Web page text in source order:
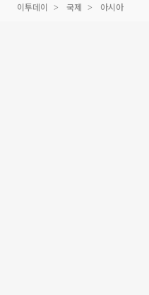
이투데이 국제 아시아